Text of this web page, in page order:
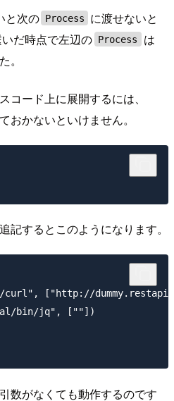
と次の Process
に渡せないと
だ時点で左辺の Process は
。
コード上に展開するには、
おかないといけません。
記するとこのようになります。
curl", ["http://
bin/jq", [""])
数がなくても動作するのです